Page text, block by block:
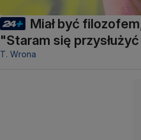
Miał być
"Staram się
T. Wrona